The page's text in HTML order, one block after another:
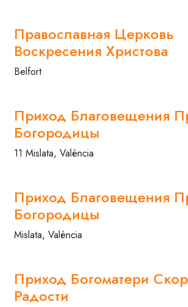
Православная Церковь
Воскресения Христова
Belfort
Приход Благовещения
Богородицы
11 Mislata, València
Приход Благовещения
Богородицы
Mislata, València
Приход Богоматери
Радости